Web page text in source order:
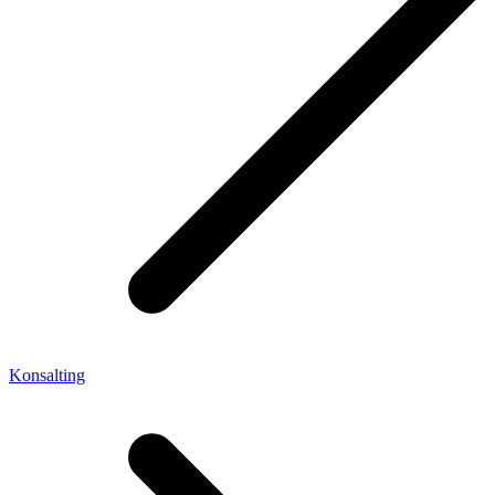
Konsalting